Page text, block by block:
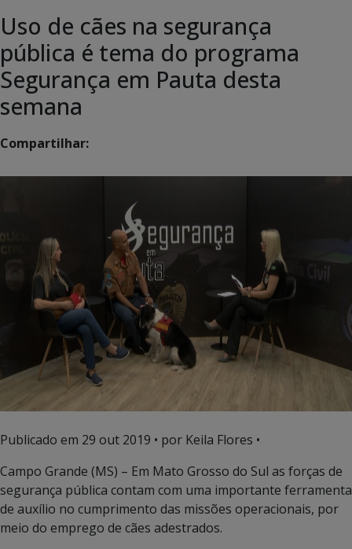
Uso de cães na segurança
pública é tema do programa
Segurança em Pauta desta
semana
Compartilhar:
Publicado em 29 out 2019 • por Keila Flores •
Campo Grande (MS) – Em Mato Grosso do Sul as forças de
segurança pública contam com uma importante ferramenta
de auxílio no cumprimento das missões operacionais, por
meio do emprego de cães adestrados.